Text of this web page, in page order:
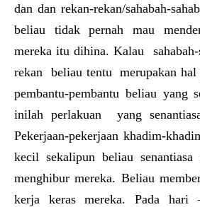
dan dan rekan-rekan/sahabah-
beliau tidak pernah mau
mereka itu dihina. Kalau
rekan beliau tentu merupakan hal
pembantu-pembantu beliau yang
inilah perlakuan yang
Pekerjaan-pekerjaan khadim-
kecil sekalipun beliau
menghibur mereka. Beliau
kerja keras mereka. Pada hari